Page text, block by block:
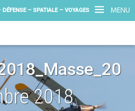
MENU
– SPATIALE – VOYAGES
2018